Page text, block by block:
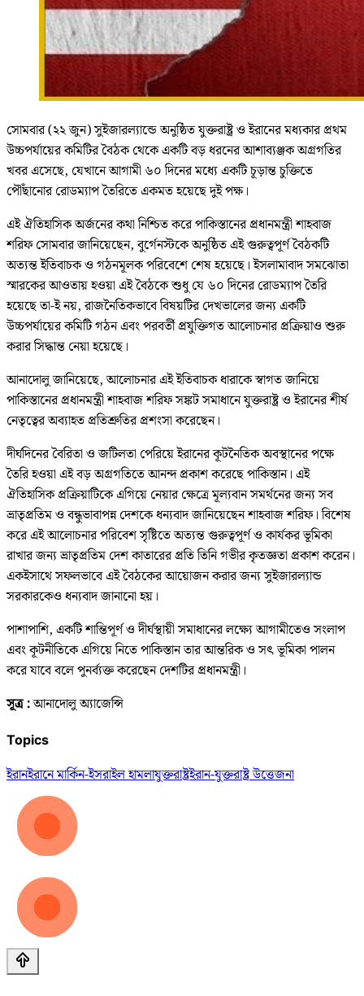
সোমবার (২২ জুন) সুইজারল্যান্ডে অনুষ্ঠিত যুক্তরাষ্ট্র ও ইরানের মধ্যকার প্রথম
উচ্চপর্যায়ের কমিটির বৈঠক থেকে একটি বড় ধরনের আশাব্যঞ্জক অগ্রগতির
খবর এসেছে, যেখানে আগামী ৬০ দিনের মধ্যে একটি চূড়ান্ত চুক্তিতে
পৌঁছানোর রোডম্যাপ তৈরিতে একমত হয়েছে দুই পক্ষ।
এই ঐতিহাসিক অর্জনের কথা নিশ্চিত করে পাকিস্তানের প্রধানমন্ত্রী শাহবাজ
শরিফ সোমবার জানিয়েছেন, বুর্গেনস্টকে অনুষ্ঠিত এই গুরুত্বপূর্ণ বৈঠকটি
অত্যন্ত ইতিবাচক ও গঠনমূলক পরিবেশে শেষ হয়েছে। ইসলামাবাদ সমঝোতা
স্মারকের আওতায় হওয়া এই বৈঠকে শুধু যে ৬০ দিনের রোডম্যাপ তৈরি
হয়েছে তা-ই নয়, রাজনৈতিকভাবে বিষয়টির দেখভালের জন্য একটি
উচ্চপর্যায়ের কমিটি গঠন এবং পরবর্তী প্রযুক্তিগত আলোচনার প্রক্রিয়াও শুরু
করার সিদ্ধান্ত নেয়া হয়েছে।
আনাদোলু জানিয়েছে, আলোচনার এই ইতিবাচক ধারাকে স্বাগত জানিয়ে
পাকিস্তানের প্রধানমন্ত্রী শাহবাজ শরিফ সঙ্কট সমাধানে যুক্তরাষ্ট্র ও ইরানের শীর্ষ
নেতৃত্বের অব্যাহত প্রতিশ্রুতির প্রশংসা করেছেন।
দীর্ঘদিনের বৈরিতা ও জটিলতা পেরিয়ে ইরানের কূটনৈতিক অবস্থানের পক্ষে
তৈরি হওয়া এই বড় অগ্রগতিতে আনন্দ প্রকাশ করেছে পাকিস্তান। এই
ঐতিহাসিক প্রক্রিয়াটিকে এগিয়ে নেয়ার ক্ষেত্রে মূল্যবান সমর্থনের জন্য সব
ভ্রাতৃপ্রতিম ও বন্ধুভাবাপন্ন দেশকে ধন্যবাদ জানিয়েছেন শাহবাজ শরিফ। বিশেষ
করে এই আলোচনার পরিবেশ সৃষ্টিতে অত্যন্ত গুরুত্বপূর্ণ ও কার্যকর ভূমিকা
রাখার জন্য ভ্রাতৃপ্রতিম দেশ কাতারের প্রতি তিনি গভীর কৃতজ্ঞতা প্রকাশ করেন।
একইসাথে সফলভাবে এই বৈঠকের আয়োজন করার জন্য সুইজারল্যান্ড
সরকারকেও ধন্যবাদ জানানো হয়।
পাশাপাশি, একটি শান্তিপূর্ণ ও দীর্ঘস্থায়ী সমাধানের লক্ষ্যে আগামীতেও সংলাপ
এবং কূটনীতিকে এগিয়ে নিতে পাকিস্তান তার আন্তরিক ও সৎ ভূমিকা পালন
করে যাবে বলে পুনর্ব্যক্ত করেছেন দেশটির প্রধানমন্ত্রী।
সূত্র :আনাদোলু অ্যাজেন্সি
Topics
ইরানইরানে মার্কিন-ইসরাইল হামলাযুক্তরাষ্ট্রইরান-যুক্তরাষ্ট্র উত্তেজনা